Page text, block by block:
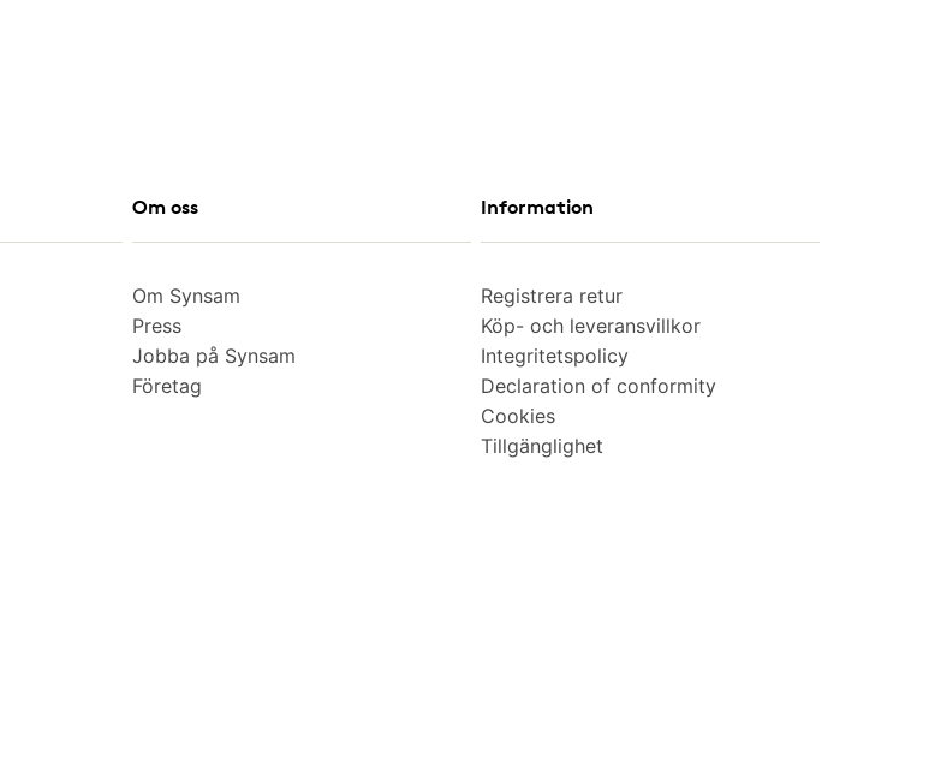
Om oss
Om Synsam
Press
Jobba på Synsam
Företag
Information
Registrera retur
Köp- och leveransvillkor
Integritetspolicy
Declaration of conformity
Cookies
Tillgänglighet